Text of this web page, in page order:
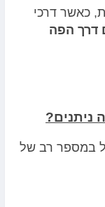
כאשר דרכי
דרך הפה
ניתנים?
במספר רב של